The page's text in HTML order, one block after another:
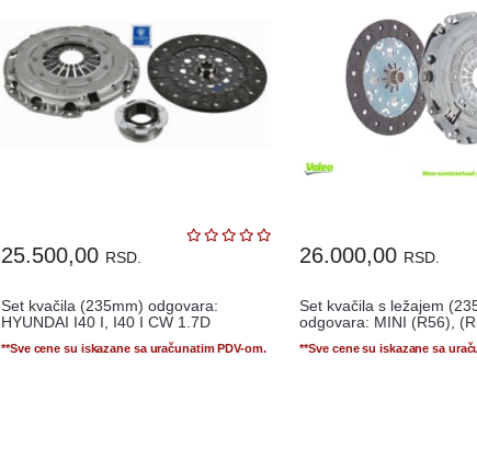
25.500,00 RSD.
Set kvačila (235mm) odgovara:
HYUNDAI I40 I, I40 I CW 1.7D
**Sve cene su iskazane sa uračunatim PDV-om.
26.000,00 RSD.
Set kvačila s ležajem
odgovara: MINI (R56),
**Sve cene su iskazane sa